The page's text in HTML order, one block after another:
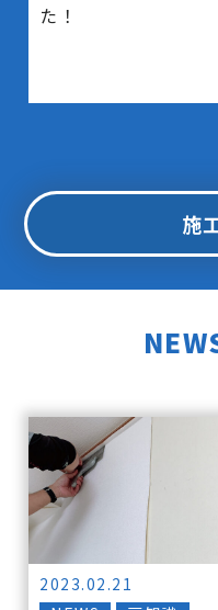
た！
施
2023.02.21